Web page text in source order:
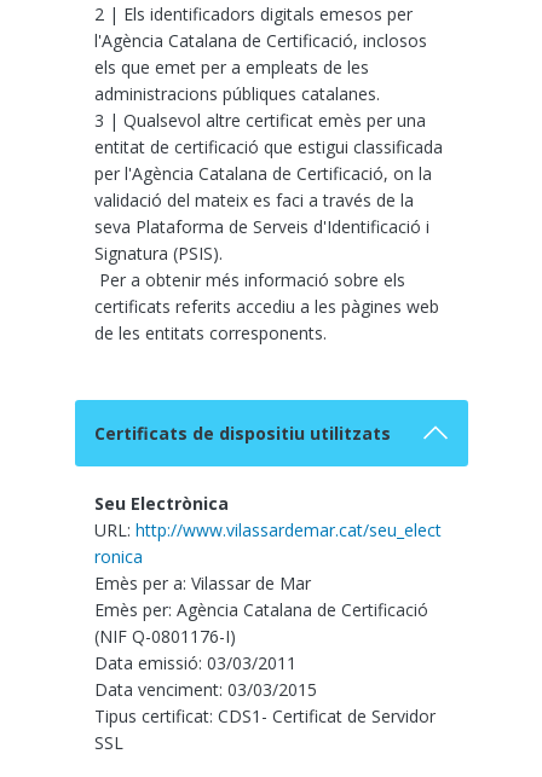
2 | Els identificadors digitals emesos per
l'Agència Catalana de Certificació, inclosos
els que emet per a empleats de les
administracions públiques catalanes.
3 | Qualsevol altre certificat emès per una
entitat de certificació que estigui classificada
per l'Agència Catalana de Certificació, on la
validació del mateix es faci a través de la
seva Plataforma de Serveis d'Identificació i
Signatura (PSIS).
Per a obtenir més informació sobre els
certificats referits accediu a les pàgines web
de les entitats corresponents.
Certificats de dispositiu utilitzats
Seu Electrònica
URL:http://www.vilassardemar.cat/seu_elect
ronica
Emès per a: Vilassar de Mar
Emès per: Agència Catalana de Certificació
(NIF Q-0801176-I)
Data emissió: 03/03/2011
Data venciment: 03/03/2015
Tipus certificat: CDS1- Certificat de Servidor
SSL